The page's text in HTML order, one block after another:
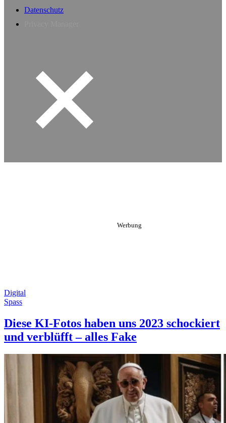
Datenschutz
Digital
Spass
Diese KI-Fotos haben uns 2023 schockiert
und verblüfft – alles Fake